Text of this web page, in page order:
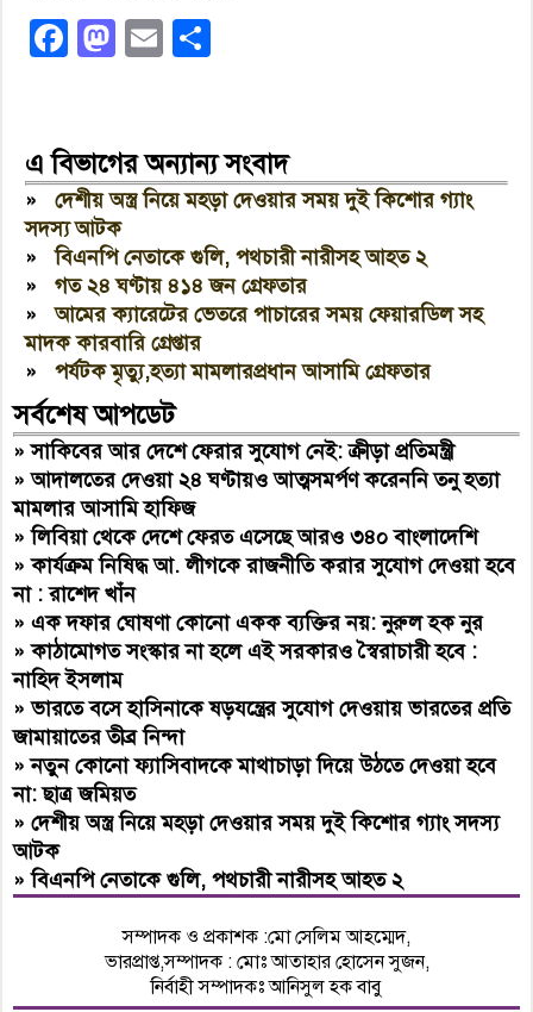
Facebook
Mastodon
Email
এ বিভাগের অন্যান্য সংবাদ
»দেশীয় অস্ত্র নিয়ে মহড়া দেওয়ার সময় দুই কিশোর গ্যাং
সদস্য আটক
»বিএনপি নেতাকে গুলি, পথচারী নারীসহ আহত ২
»গত ২৪ ঘণ্টায় ৪১৪ জন গ্রেফতার
»আমের ক্যারেটের ভেতরে পাচারের সময় ফেয়ারডিল সহ
মাদক কারবারি গ্রেপ্তার
»পর্যটক মৃত্যু,হত্যা মামলারপ্রধান আসামি গ্রেফতার
সর্বশেষ আপডেট
»সাকিবের আর দেশে ফেরার সুযোগ নেই: ক্রীড়া প্রতিমন্ত্রী
»আদালতের দেওয়া ২৪ ঘণ্টায়ও আত্মসমর্পণ করেননি তনু হত্যা
মামলার আসামি হাফিজ
»লিবিয়া থেকে দেশে ফেরত এসেছে আরও ৩৪০ বাংলাদেশি
»কার্যক্রম নিষিদ্ধ আ. লীগকে রাজনীতি করার সুযোগ দেওয়া হবে
না : রাশেদ খাঁন
»এক দফার ঘোষণা কোনো একক ব্যক্তির নয়: নুরুল হক নুর
»কাঠামোগত সংস্কার না হলে এই সরকারও স্বৈরাচারী হবে :
নাহিদ ইসলাম
»ভারতে বসে হাসিনাকে ষড়যন্ত্রের সুযোগ দেওয়ায় ভারতের প্রতি
জামায়াতের তীব্র নিন্দা
»নতুন কোনো ফ্যাসিবাদকে মাথাচাড়া দিয়ে উঠতে দেওয়া হবে
না: ছাত্র জমিয়ত
»দেশীয় অস্ত্র নিয়ে মহড়া দেওয়ার সময় দুই কিশোর গ্যাং সদস্য
আটক
»বিএনপি নেতাকে গুলি, পথচারী নারীসহ আহত ২
সম্পাদক ও প্রকাশক :মো সেলিম আহম্মেদ,
ভারপ্রাপ্ত,সম্পাদক : মোঃ আতাহার হোসেন সুজন,
নির্বাহী সম্পাদকঃ আনিসুল হক বাবু